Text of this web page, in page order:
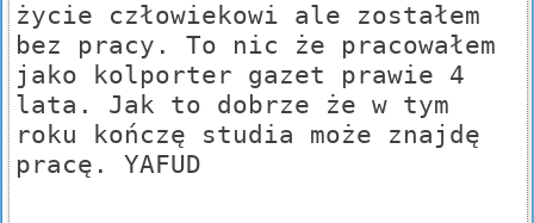
życie człowiekowi ale zostałem
bez pracy. To nic że pracowałem
jako kolporter gazet prawie 4
lata. Jak to dobrze że w tym
roku kończę studia może znajdę
pracę. YAFUD